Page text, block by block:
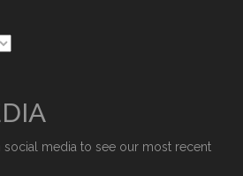
media to see our most recent